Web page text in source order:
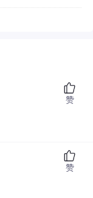
赞
赞